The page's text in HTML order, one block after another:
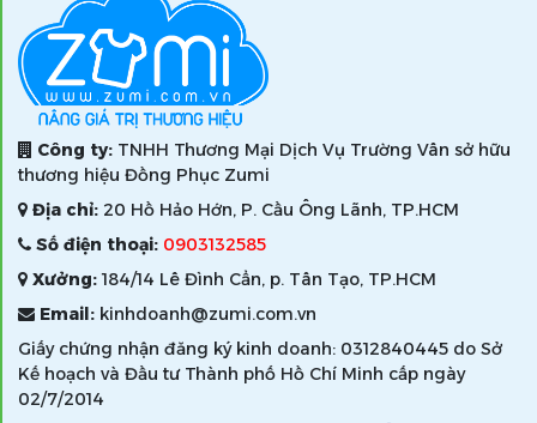
Công ty: TNHH Thương Mại Dịch Vụ Trường Vân sở hữu
thương hiệu Đồng Phục Zumi
Địa chỉ: 20 Hồ Hảo Hớn, P. Cầu Ông Lãnh, TP.HCM
Số điện thoại: 0903132585
Xưởng:184/14 Lê Đình Cẩn, p. Tân Tạo, TP.HCM
Email: kinhdoanh@zumi.com.vn
Giấy chứng nhận đăng ký kinh doanh: 0312840445 do Sở
Kế hoạch và Đầu tư Thành phố Hồ Chí Minh cấp ngày
02/7/2014